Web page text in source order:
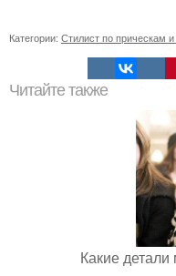
Категории: Стилист по прическам
Читайте также
Какие детали